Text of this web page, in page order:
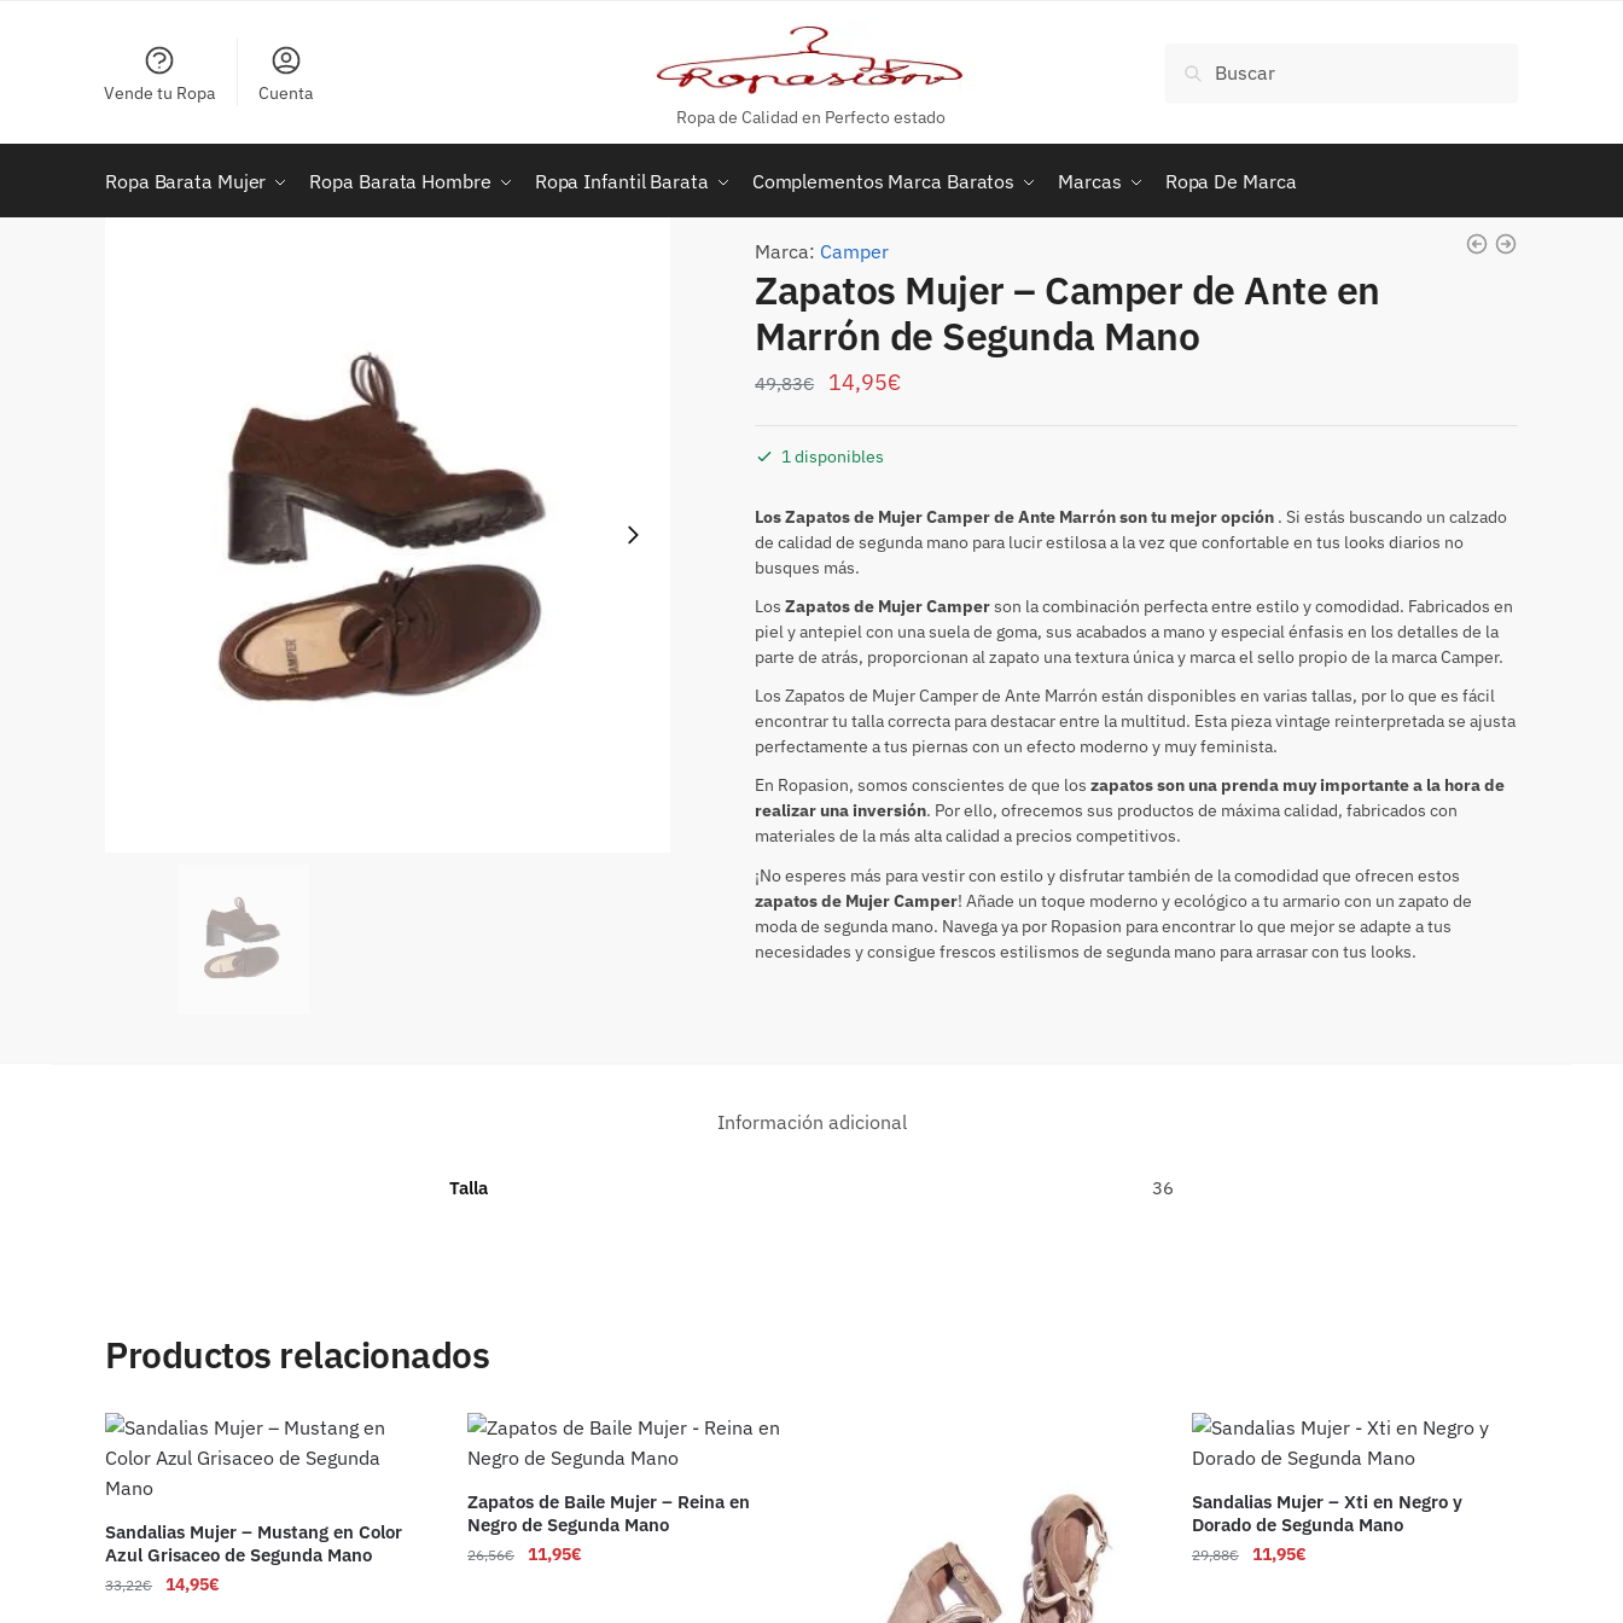
Ropa de Calidad en Perfecto estado
por:
Buscar
Vende tu Ropa Cuenta
Ropa Barata Mujer Ropa Barata Hombre Ropa Infantil Barata Complementos Marca Baratos Marcas Ropa De Marca
Marca: Camper
Zapatos Mujer – Camper de Ante en
Marrón de Segunda Mano
49,83€ 14,95€
1 disponibles
Los Zapatos de Mujer Camper de Ante Marrón son tu mejor opción . Si estás buscando un calzado
de calidad de segunda mano para lucir estilosa a la vez que confortable en tus looks diarios no
busques más.
LosZapatos de Mujer Camperson la combinación perfecta entre estilo y comodidad. Fabricados en
piel y antepiel con una suela de goma, sus acabados a mano y especial énfasis en los detalles de la
parte de atrás, proporcionan al zapato una textura única y marca el sello propio de la marca Camper.
Los Zapatos de Mujer Camper de Ante Marrón están disponibles en varias tallas, por lo que es fácil
encontrar tu talla correcta para destacar entre la multitud. Esta pieza vintage reinterpretada se ajusta
perfectamente a tus piernas con un efecto moderno y muy feminista.
En Ropasion, somos conscientes de que loszapatos son una prenda muy importante a la hora de
realizar una inversión. Por ello, ofrecemos sus productos de máxima calidad, fabricados con
materiales de la más alta calidad a precios competitivos.
¡No esperes más para vestir con estilo y disfrutar también de la comodidad que ofrecen estos
zapatos de Mujer Camper! Añade un toque moderno y ecológico a tu armario con un zapato de
moda de segunda mano. Navega ya por Ropasion para encontrar lo que mejor se adapte a tus
necesidades y consigue frescos estilismos de segunda mano para arrasar con tus looks.
Información adicional
Talla 36
Productos relacionados
Sandalias Mujer – Mustang en Color
Azul Grisaceo de Segunda Mano
33,22€ 14,95€
Zapatos de Baile Mujer – Reina en
Negro de Segunda Mano
26,56€ 11,95€
Sandalias Mujer – Xti en Negro y
Dorado de Segunda Mano
29,88€ 11,95€